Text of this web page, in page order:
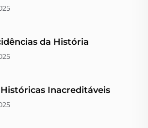
da História
Inacreditáveis